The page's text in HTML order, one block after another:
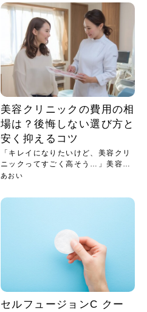
美容クリニックの費用の相
場は？後悔しない選び方と
安く抑えるコツ
「キレイになりたいけど、美容クリ
ニックってすごく高そう…」美容医
療に...
あおい
セルフュージョンC クー